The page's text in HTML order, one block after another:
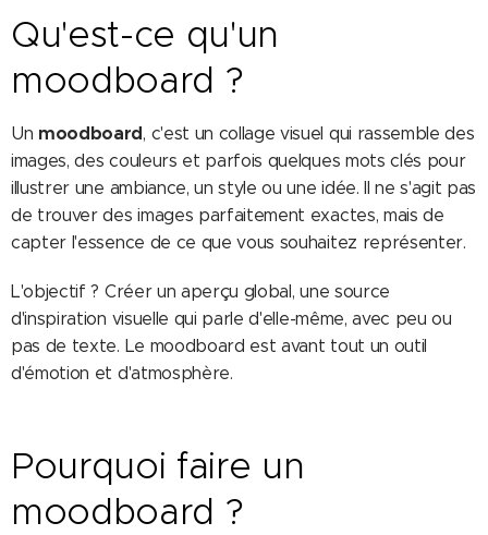
Qu'est-ce qu'un
moodboard ?
Un moodboard, c'est un collage visuel qui rassemble des
images, des couleurs et parfois quelques mots clés pour
illustrer une ambiance, un style ou une idée. Il ne s'agit pas
de trouver des images parfaitement exactes, mais de
capter l'essence de ce que vous souhaitez représenter.
L'objectif ? Créer un aperçu global, une source
d'inspiration visuelle qui parle d'elle-même, avec peu ou
pas de texte. Le moodboard est avant tout un outil
d'émotion et d'atmosphère.
Pourquoi faire un
moodboard ?